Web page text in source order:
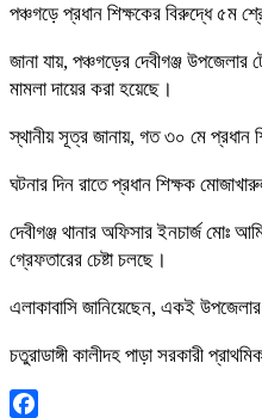
পঞ্চগড়ে প্রধান শিক্ষকের বিরুদ্ধে ৫ম
জানা যায়, পঞ্চগড়ের দেবীগঞ্জ উপজেলার
মামলা দায়ের করা হয়েছে।
স্থানীয় সূত্র জানায়, গত ৩০ মে প্রধান
ঘটনার দিন রাতে প্রধান শিক্ষক
দেবীগঞ্জ থানার অফিসার ইনচার্জ মোঃ
গ্রেফতারের চেষ্টা চলছে।
এলাকাবাসি জানিয়েছেন, একই
চতুরাডাঙ্গী কালীদহ পাড়া সরকারী